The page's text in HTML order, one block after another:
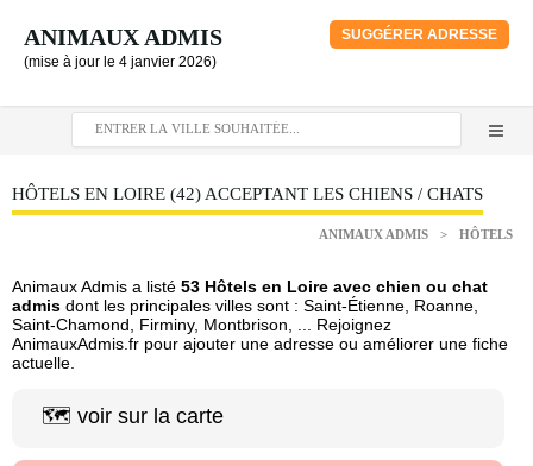
ANIMAUX ADMIS
(mise à jour le 4 janvier 2026)
SUGGÉRER ADRESSE
HÔTELS EN LOIRE (42) ACCEPTANT LES CHIENS / CHATS
ANIMAUX ADMIS > HÔTELS
Animaux Admis a listé 53 Hôtels en Loire avec chien ou chat
admis dont les principales villes sont : Saint-Étienne, Roanne,
Saint-Chamond, Firminy, Montbrison, ... Rejoignez
AnimauxAdmis.fr pour ajouter une adresse ou améliorer une fiche
actuelle.
🗺️ voir sur la carte